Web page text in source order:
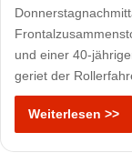
und einer 40-
geriet der
Weiterlesen >>